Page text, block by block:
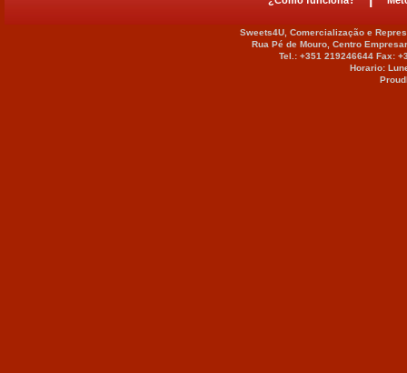
Sweets4U, Comercialização e
Rua Pé de Mouro, Centro
Tel.: +351 219246644 Fax:
Horario: